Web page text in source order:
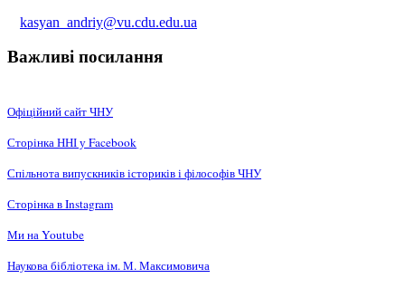
kasyan_andriy@vu.cdu.edu.ua
Важливі посилання
Офіційний сайт ЧНУ
Сторінка ННІ у Facebook
Спільнота випускників істориків і філософів ЧНУ
Сторінка в Instagram
Ми на Youtube
Наукова бібліотека ім. М. Максимовича